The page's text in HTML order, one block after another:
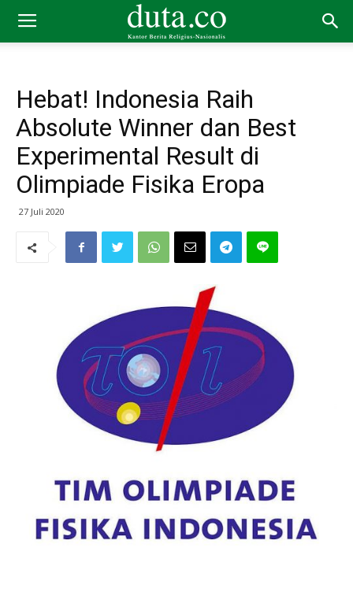
Hebat! Indonesia Raih
Absolute Winner dan Best
Experimental Result di
Olimpiade Fisika Eropa
27 Juli 2020